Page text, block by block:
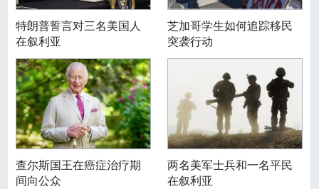
特朗普誓言对三名美国人
在叙利亚
芝加哥学生如何追踪移民
突袭行动
查尔斯国王在癌症治疗期
间向公众
两名美军士兵和一名平民
在叙利亚